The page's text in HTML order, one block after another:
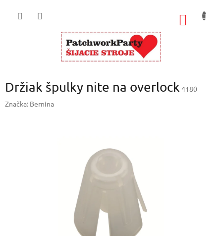
Držiak špulky nite na overlock 4180
Značka: Bernina